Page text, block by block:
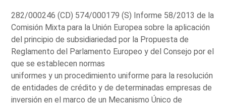
282/000246 (CD) 574/000179 (S) Informe 58/2013 de la
Comisión Mixta para la Unión Europea sobre la aplicación
del principio de subsidiariedad por la Propuesta de
Reglamento del Parlamento Europeo y del Consejo por el
que se establecen normas
uniformes y un procedimiento uniforme para la resolución
de entidades de crédito y de determinadas empresas de
inversión en el marco de un Mecanismo Único de